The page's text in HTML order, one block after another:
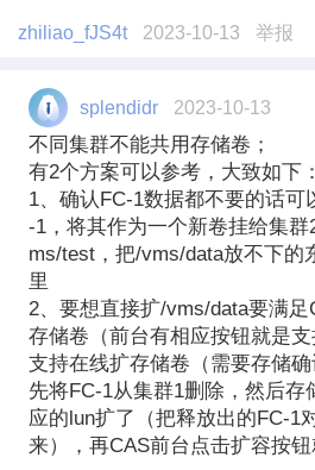
zhiliao_fJS4t 2023-10-13 举报
splendidr 2023-10-13
不同集群不能共用存储卷；
有2个方案可以参考，大致如下：
1、确认FC-1数据都不要的话可
-1，将其作为一个新卷挂给集
ms/test，把/vms/data放不下的
里
2、要想直接扩/vms/data要满
存储卷（前台有相应按钮就是
支持在线扩存储卷（需要存储确
先将FC-1从集群1删除，然后存
应的lun扩了（把释放出的FC-1
来），再CAS前台点击扩容按钮